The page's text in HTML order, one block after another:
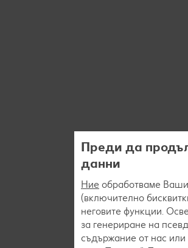
Преди да
данни
Ние обработваме
(включително
неговите функции.
за генериране на
съдържание от нас или